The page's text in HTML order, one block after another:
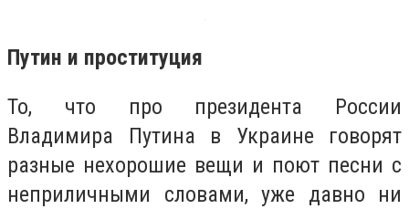
Путин и проституция
То, что про президента России
Владимира Путина в Украине говорят
разные нехорошие вещи и поют песни с
неприличными словами, уже давно ни